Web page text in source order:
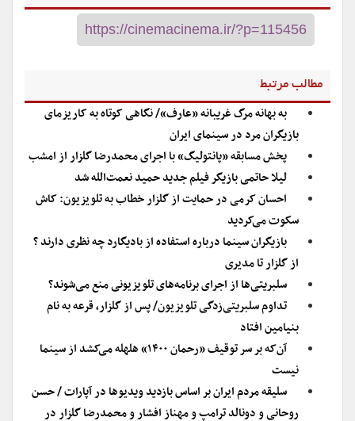
مطالب مرتبط
به بهانه مرگ غریبانه «عارف»/ نگاهی کوتاه به کاریزمای
بازیگران مرد در سینمای ایران
پخش مسابقه «پانتولیگ» با اجرای محمدرضا گلزار از امشب
لیلا حاتمی بازیگر فیلم جدید حمید نعمت‌الله شد
احسان کرمی در حمایت از گلزار خطاب به تلویزیون: کاش
سکوت می‌کردید
بازیگران سینما درباره استفاده از بادیگارد چه نظری دارند ؟
از گلزار تا مدیری
سلبریتی‌ها از اجرای برنامه‌های تلویزیونی منع می‌شوند؟
تداوم سلبریتی‌زدگی تلویزیون/ پس از گلزار، قرعه به نام
بنیامین افتاد
آن‌که بر سر توقیف «رحمان ۱۴۰۰» هلهله می‌کشد از سینما
نیست
سلیقه مردم ایران بر اساس بازدید ویدیو‏ها در آپارات / حسن
روحانی و دونالد ترامپ و مهناز افشار و محمدرضا گلزار در